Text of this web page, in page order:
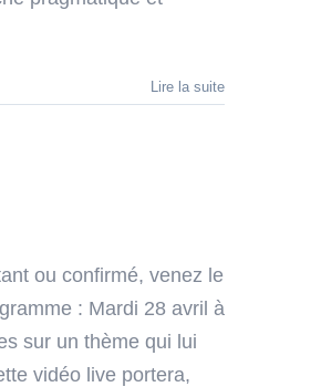
Lire la suite
ou confirmé, venez le
: Mardi 28 avril à
sur un thème qui lui
vidéo live portera,